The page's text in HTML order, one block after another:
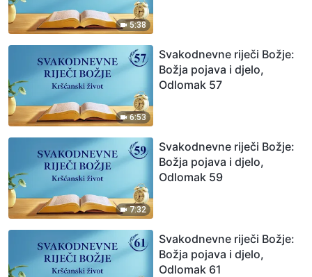
5:38
6:53
Svakodnevne riječi Božje:
Božja pojava i djelo,
Odlomak 57
7:32
Svakodnevne riječi Božje:
Božja pojava i djelo,
Odlomak 59
Svakodnevne riječi Božje:
Božja pojava i djelo,
Odlomak 61